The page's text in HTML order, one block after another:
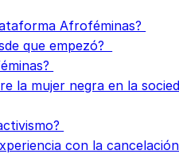
Afroféminas?
que empezó?
la mujer negra en la
con la